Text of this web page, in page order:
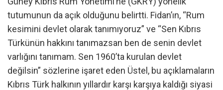
tutumunun da açık olduğunu belirtti. Fidan’ın, “Rum
kesimini devlet olarak tanımıyoruz” ve “Sen Kıbrıs
Türkünün hakkını tanımazsan ben de senin devlet
varlığını tanımam. Sen 1960’ta kurulan devlet
değilsin” sözlerine işaret eden Üstel, bu açıklamaların
Kıbrıs Türk halkının yıllardır karşı karşıya kaldığı siyasi